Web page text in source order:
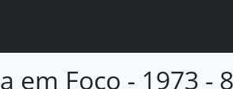
em Foco - 1973 -